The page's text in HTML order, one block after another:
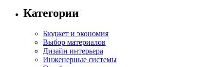
Категории
Бюджет и экономия
Выбор материалов
Дизайн интерьера
Инженерные системы